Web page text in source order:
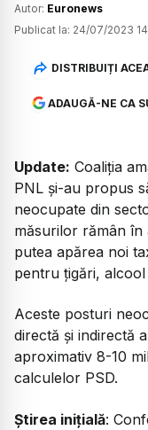
Autor: Euronews
Publicat la: 24/07/2023
DISTRIBUIȚI
ADAUGĂ-NE CA
Update: Coaliția
PNL și-au propus
neocupate din
măsurilor rămân în
putea apărea noi
pentru țigări,
Aceste posturi
directă și indirectă
aproximativ 8-10
calculelor PSD.
Știrea inițială: